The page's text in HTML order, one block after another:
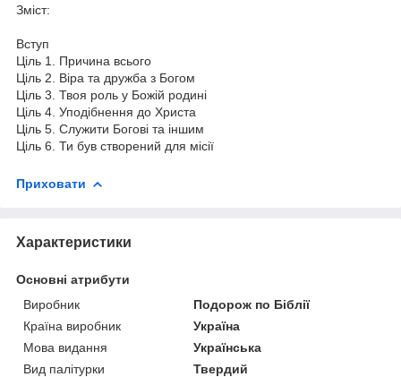
Зміст:
Вступ
Ціль 1. Причина всього
Ціль 2. Віра та дружба з Богом
Ціль 3. Твоя роль у Божій родині
Ціль 4. Уподібнення до Христа
Ціль 5. Служити Богові та іншим
Ціль 6. Ти був створений для місії
Приховати
Характеристики
Основні атрибути
Виробник
Подорож по Біблії
Країна виробник
Україна
Мова видання
Українська
Вид палітурки
Твердий